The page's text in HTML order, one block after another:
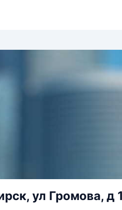
ул Громова, д